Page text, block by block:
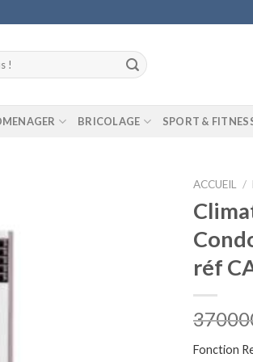
BRICOLAGE SPORT &
ACCUEIL /
réf
Fonction